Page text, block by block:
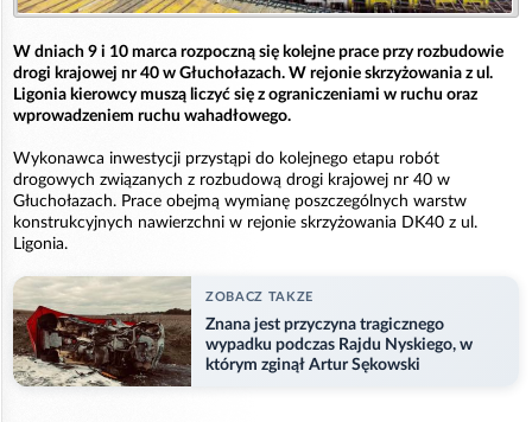
W dniach 9 i 10 marca rozpoczną się kolejne prace przy rozbudowie
drogi krajowej nr 40 w Głuchołazach. W rejonie skrzyżowania z ul.
Ligonia kierowcy muszą liczyć się z ograniczeniami w ruchu oraz
wprowadzeniem ruchu wahadłowego.
Wykonawca inwestycji przystąpi do kolejnego etapu robót
drogowych związanych z rozbudową drogi krajowej nr 40 w
Głuchołazach. Prace obejmą wymianę poszczególnych warstw
konstrukcyjnych nawierzchni w rejonie skrzyżowania DK40 z ul.
Ligonia.
ZOBACZ TAKZE
Znana jest przyczyna tragicznego
wypadku podczas Rajdu Nyskiego, w
którym zginął Artur Sękowski